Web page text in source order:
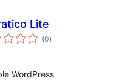
Lite
(0གདེང་
འཇོག་
)
WordPress